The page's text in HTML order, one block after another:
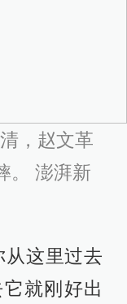
，赵文革
。 澎湃新
从这里过去
就刚好出